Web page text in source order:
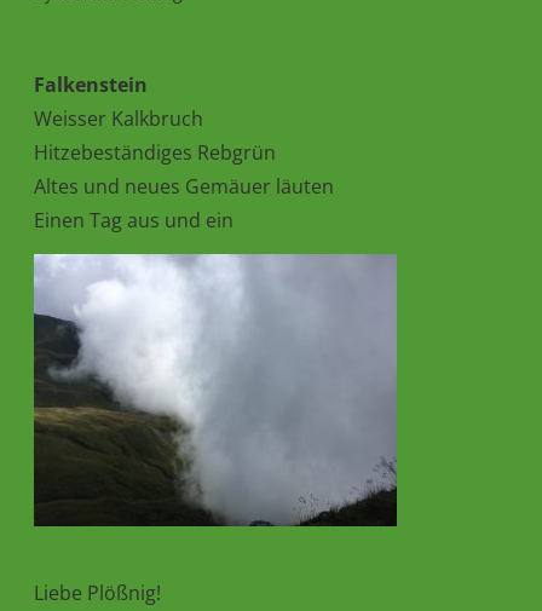
Falkenstein
Weisser Kalkbruch
Hitzebeständiges Rebgrün
Altes und neues Gemäuer läuten
Einen Tag aus und ein
Liebe Plößnig!